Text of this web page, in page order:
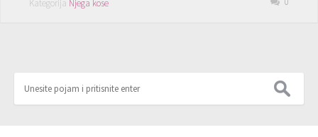
Kategorija Njega kose